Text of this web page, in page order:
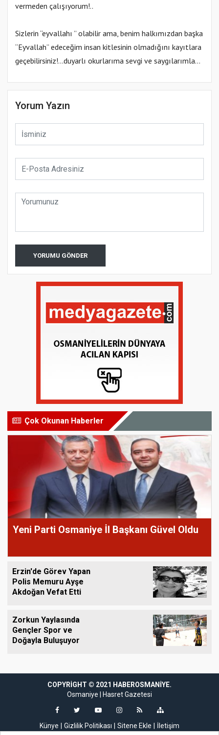
vermeden çalışıyorum!..
Sizlerin “eyvallahı ” olabilir ama, benim halkımızdan başka
“Eyvallah” edeceğim insan kitlesinin olmadığını kayıtlara
geçebilirsiniz!...duyarlı okurlarıma sevgi ve saygılarımla…
Yorum Yazın
YORUMU GÖNDER
Çok Okunan Haberler
Yeni Parti Osmaniye İl Başkanı Güvel Oldu
Erzin'de Görev Yapan
Polis Memuru Ayşe
Akdoğan Vefat Etti
Zorkun Yaylasında
Gençler Spor ve
Doğayla Buluşuyor
COPYRIGHT © 2021 HABEROSMANIYE.
Osmaniye | Hasret Gazetesi
casibom girişjojobetjojobet giriş perabetperabet giriş
Künye Gizlilik Politikası Sitene Ekle İletişim